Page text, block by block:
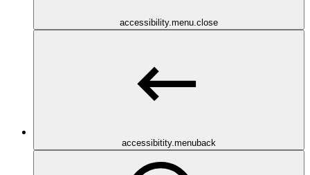
accessibility.menu.close
accessibitity.menuback